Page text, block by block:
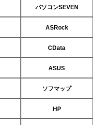
パソコンSEVEN
ASRock
CData
ASUS
ソフマップ
HP